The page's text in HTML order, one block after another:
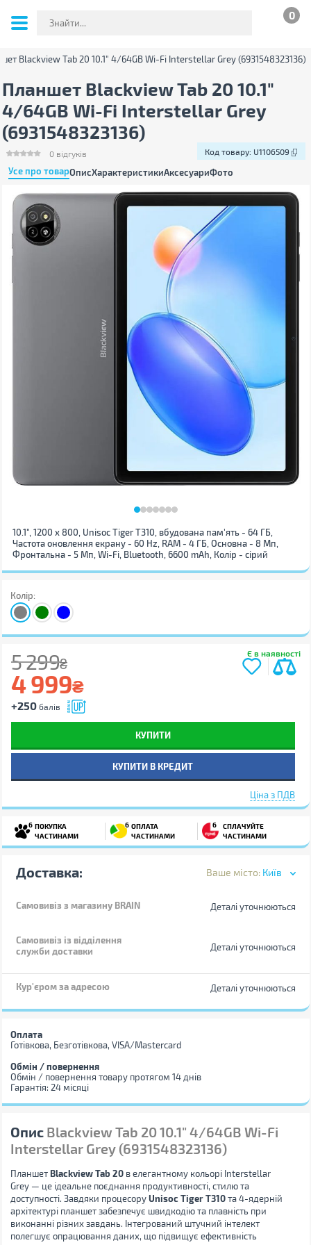
0
Blackview Tab 20 10.1" 4/64GB Wi-Fi Interstellar Grey (6931548323136)
Планшет Blackview Tab 20 10.1"
4/64GB Wi-Fi Interstellar Grey
(6931548323136)
Усе про товарОписХарактеристикиАксесуариФото
0відгуків Код товару: U1106509
10.1", 1200 х 800, Unisoc Tiger T310, вбудована пам'ять - 64 ГБ,
Частота оновлення екрану - 60 Hz, RAM - 4 ГБ, Основна - 8 Мп,
Фронтальна - 5 Мп, Wi-Fi, Bluetooth, 6600 mAh, Колір - сірий
Колір:
5 299₴
4 999₴
+250балів
Є в наявності
КУПИТИ
КУПИТИ В КРЕДИТ
Ціна з ПДВ
6 ПОКУПКА
ЧАСТИНАМИ
6 ОПЛАТА
ЧАСТИНАМИ
6
СПЛАЧУЙТЕ
ЧАСТИНАМИ
Доставка: Ваше місто: Київ
Самовивіз з магазину BRAIN Деталі уточнюються
Самовивіз із відділення
служби доставки
Деталі уточнюються
Кур'єром за адресою Деталі уточнюються
Оплата
Готівкова, Безготівкова, VISA/Mastercard
Обмін / повернення
Обмін / повернення товару протягом 14 днів
Гарантія: 24 місяці
Опис Blackview Tab 20 10.1" 4/64GB Wi-Fi
Interstellar Grey (6931548323136)
Планшет Blackview Tab 20в елегантному кольорі Interstellar
Grey — це ідеальне поєднання продуктивності, стилю та
доступності. Завдяки процесору Unisoc Tiger T310та 4-ядерній
архітектурі планшет забезпечує швидкодію та плавність при
виконанні різних завдань. Інтегрований штучний інтелект
полегшує опрацювання даних, що підвищує ефективність